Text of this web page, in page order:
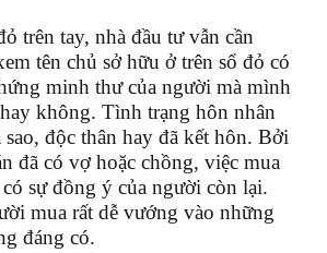
trên tay, nhà đầu tư vẫn cần
tên chủ sở hữu ở trên sổ đỏ có
minh thư của người mà mình
không. Tình trạng hôn nhân
độc thân hay đã kết hôn. Bởi
đã có vợ hoặc chồng, việc mua
có sự đồng ý của người còn lại.
mua rất dễ vướng vào những
đáng có.